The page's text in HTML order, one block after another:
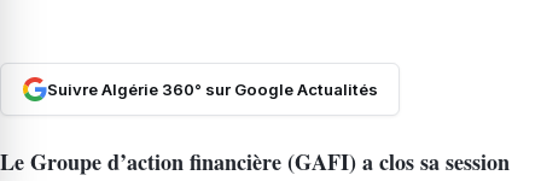
Suivre Algérie 360° sur Google Actualités
Le Groupe d’action financière (GAFI) a clos sa session